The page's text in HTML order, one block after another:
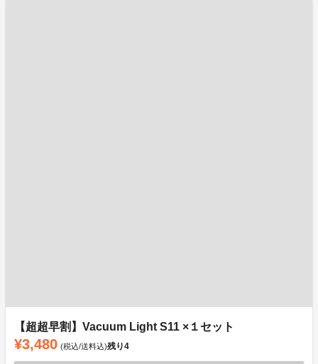
【超超早割】Vacuum Light S11 ×１セット
¥3,480 (税込/送料込)残り4